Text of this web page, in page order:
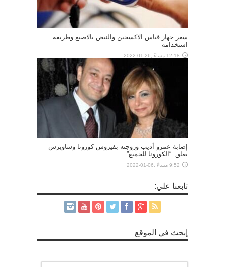
سعر جهاز قياس الاكسجين والنبض بالاصبع وطريقة
استخدامه
12:18 مساءً ,26-01-2022
إصابة عمرو أديب وزوجته بفيروس كورونا وساويرس
يعلق: “الكورونا للجميع”
9:52 مساءً ,06-01-2022
تابعنا علي:
إبحث في الموقع